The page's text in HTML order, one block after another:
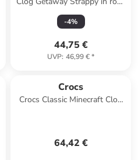
in rosa
-4%
44,75 €
UVP: 46,99 €*
Crocs
Crocs Classic Minecraft Clog
64,42 €